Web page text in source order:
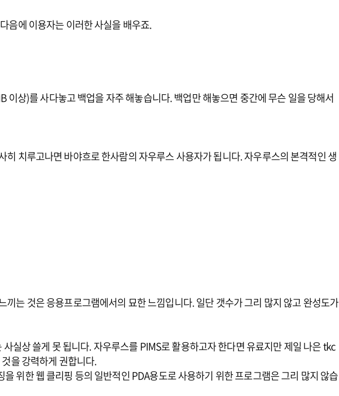
음에 이용자는 이러한 사실을 배우죠.
이상)를 사다놓고 백업을 자주 해놓습니다. 백업만 해놓으면 중간에 무슨 일을 당해서
히 치루고나면 바야흐로 한사람의 자우루스 사용자가 됩니다. 자우루스의 본격적인 생
끼는 것은 응용프로그램에서의 묘한 느낌입니다. 일단 갯수가 그리 많지 않고 완성도가
실상 쓸게 못 됩니다. 자우루스를 PIMS로 활용하고자 한다면 유료지만 제일 나은 tkc
을 강력하게 권합니다.
위한 웹 클리핑 등의 일반적인 PDA용도로 사용하기 위한 프로그램은 그리 많지 않습